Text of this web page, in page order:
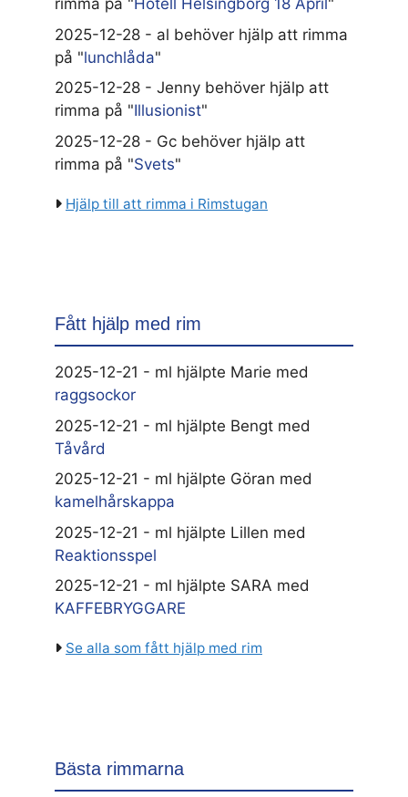
rimma på " Hotell Helsingborg 18 April "
2025-12-28 - al behöver hjälp att rimma
på "lunchlåda"
2025-12-28 - Jenny behöver hjälp att
rimma på "Illusionist"
2025-12-28 - Gc behöver hjälp att
rimma på "Svets"
Hjälp till att rimma i Rimstugan
Fått hjälp med rim
2025-12-21 - ml hjälpte Marie med
raggsockor
2025-12-21 - ml hjälpte Bengt med
Tåvård
2025-12-21 - ml hjälpte Göran med
kamelhårskappa
2025-12-21 - ml hjälpte Lillen med
Reaktionsspel
2025-12-21 - ml hjälpte SARA med
KAFFEBRYGGARE
Se alla som fått hjälp med rim
Bästa rimmarna